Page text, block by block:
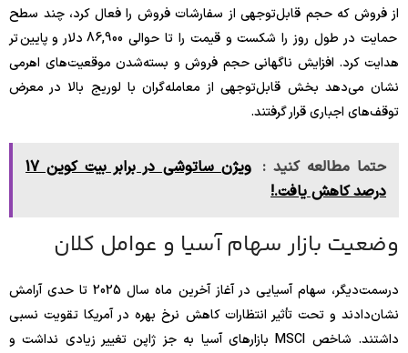
از فروش که حجم قابل‌توجهی از سفارشات فروش را فعال کرد، چند سطح
حمایت در طول روز را شکست و قیمت را تا حوالی 86,900 دلار و پایین‌تر
هدایت کرد. افزایش ناگهانی حجم فروش و بسته‌شدن موقعیت‌های اهرمی
نشان می‌دهد بخش قابل‌توجهی از معامله‌گران با لوریج بالا در معرض
توقف‌های اجباری قرار گرفتند.
حتما مطالعه کنید :
ویژن ساتوشی در برابر بیت کوین 17
درصد کاهش یافت.!
وضعیت بازار سهام آسیا و عوامل کلان
در‌سمت‌دیگر، سهام آسیایی در آغاز آخرین ماه سال 2025 تا حدی آرامش
نشان‌دادند و تحت تأثیر انتظارات کاهش نرخ بهره در آمریکا تقویت نسبی
داشتند. شاخص MSCI بازارهای آسیا به جز ژاپن تغییر زیادی نداشت و